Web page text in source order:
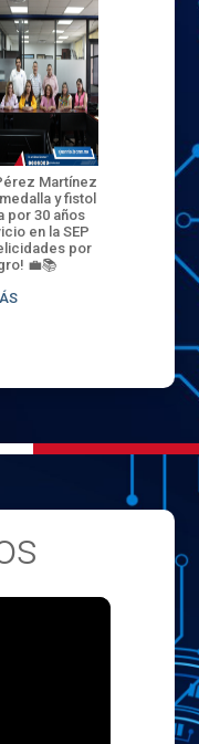
Martínez
y fistol
por 30 años
en la SEP
por
💼📚
ENECB-
del
batalla.
32
sede